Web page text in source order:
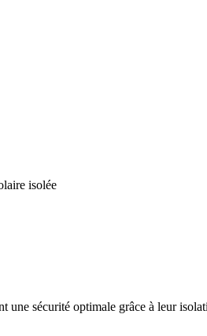
isolée
sécurité optimale grâce à leur